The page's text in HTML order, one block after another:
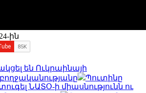
ին
են Ուկրաինայի
Պուտինը
ՆԱՏՕ-ի միասնությունն ու